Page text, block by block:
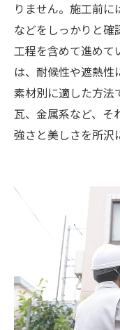
りません。施工前
などをしっかりと
工程を含めて進めて
は、耐候性や遮熱性
素材別に適した方法
瓦、金属系など、そ
強さと美しさを所沢